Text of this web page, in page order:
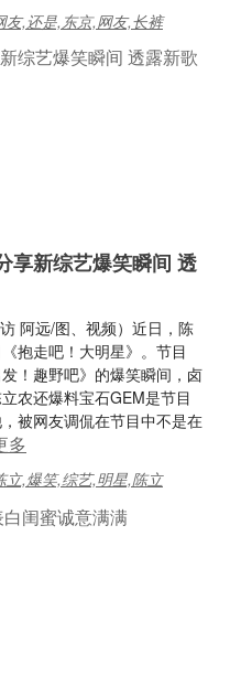
友,还是,东京,网友,长裤
享新综艺爆笑瞬间 透
阿远/图、视频）近日，陈
抱走吧！大明星》。节目
！趣野吧》的爆笑瞬间，卤
农还爆料宝石GEM是节目
被网友调侃在节目中不是在
立,爆笑,综艺,明星,陈立